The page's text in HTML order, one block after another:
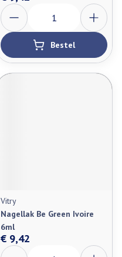
Aantal
Bestel
Vitry
Nagellak Be Green Ivoire
6ml
€ 9,42
Aantal